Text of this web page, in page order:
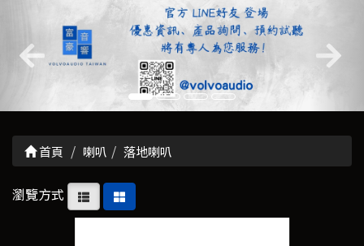
首頁 喇叭 落地喇叭
瀏覽方式